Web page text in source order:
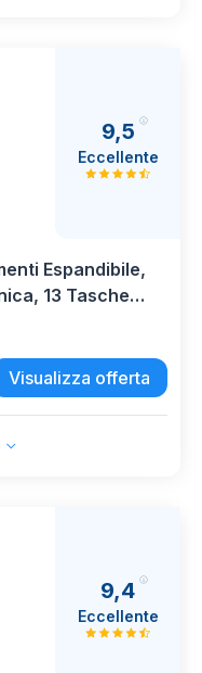
9,5
Eccellente
Espandibile,
13 Tasche
Cartelle a
Viaggio (Nero)
Visualizza offerta
9,4
Eccellente